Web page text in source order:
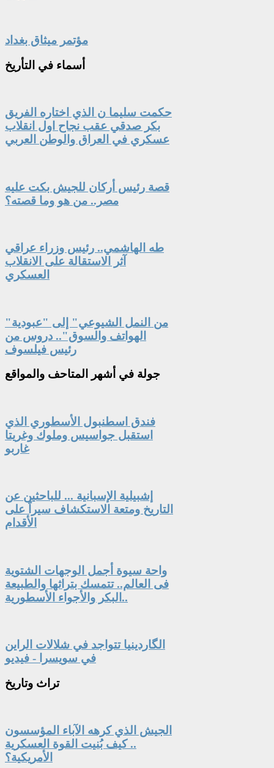
مؤتمر ميثاق بغداد
أسماء في التأريخ
حكمت سليما ن الذي اختاره الفريق
بكر صدقي عقب نجاح اول انقلاب
عسكري في العراق والوطن العربي
قصة رئيس أركان للجيش بكت عليه
مصر.. من هو وما قصته؟
طه الهاشمي.. رئيس وزراء عراقي
آثر الاستقالة على الانقلاب
العسكري
"من النمل الشيوعي" إلى "عبودية
الهواتف والسوق".. دروس من
رئيس فيلسوف
جولة في أشهر المتاحف والمواقع
فندق اسطنبول الأسطوري الذي
استقبل جواسيس وملوك وغريتا
غاربو
إشبيلية الإسبانية ... للباحثين عن
التاريخ ومتعة الاستكشاف سيراً على
الأقدام
واحة سيوة أجمل الوجهات الشتوية
فى العالم.. تتمسك بتراثها والطبيعة
البكر والأجواء الأسطورية..
الگاردينيا تتواجد في شلالات الراين
في سويسرا - فيديو
تراث وتاريخ
الجيش الذي كرهه الآباء المؤسسون
.. كيف بُنيت القوة العسكرية
الأمريكية؟